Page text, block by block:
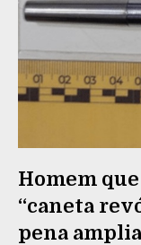
Homem
“caneta
pena